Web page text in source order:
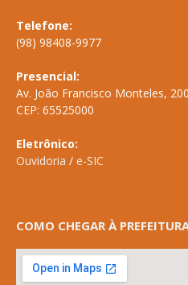
Telefone:
(98) 98408-9977
Presencial:
Av. João Francisco Monteles,
CEP: 65525000
Eletrônico:
Ouvidoria / e-SIC
COMO CHEGAR À